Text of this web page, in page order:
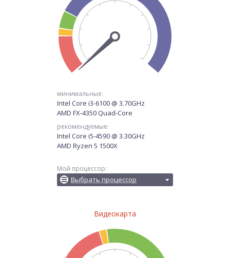
минимальные:
Intel Core i3-6100 @ 3.70GHz
AMD FX-4350 Quad-Core
рекомендуемые:
Intel Core i5-4590 @ 3.30GHz
AMD Ryzen 5 1500X
Мой процессор:
Выбрать процессор
Видеокарта